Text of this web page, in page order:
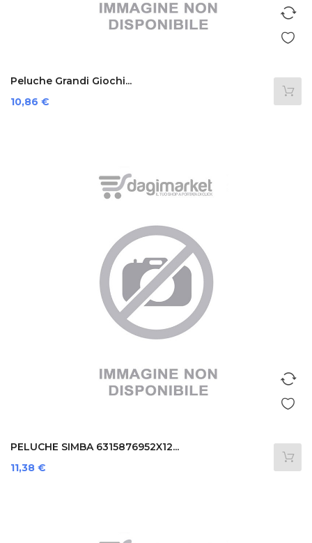
Peluche Grandi Giochi...
Prezzo
10,86 €
PELUCHE SIMBA 6315876952X12...
Prezzo
11,38 €